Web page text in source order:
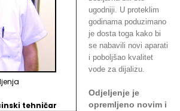
tehničar
ugodniji. U proteklim
godinama poduzimano
je dosta toga kako bi
se nabavili novi aparati
i poboljšao kvalitet
vode za dijalizu.
Odjeljenje je
opremljeno novim i